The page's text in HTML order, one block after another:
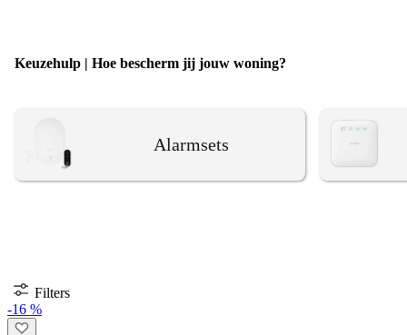
Keuzehulp | Hoe bescherm jij jouw woning?
Alarmsets
Filters
-16 %